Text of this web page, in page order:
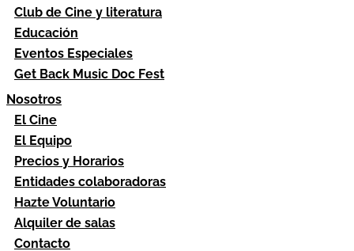
Club de Cine y literatura
Educación
Eventos Especiales
Get Back Music Doc Fest
Nosotros
El Cine
El Equipo
Precios y Horarios
Entidades colaboradoras
Hazte Voluntario
Alquiler de salas
Contacto